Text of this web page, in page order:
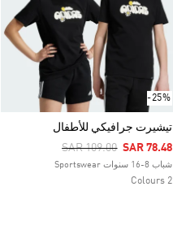
-25%
تيشيرت جرافيكي للأطفال
Price Reduced From
SAR 109.00ToSAR 78.48
شباب 8-16 سنوات Sportswear
2 Colours